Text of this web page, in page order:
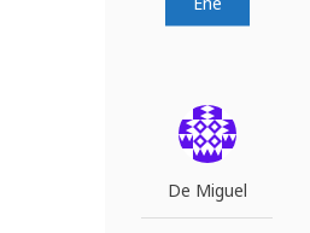
De Miguel